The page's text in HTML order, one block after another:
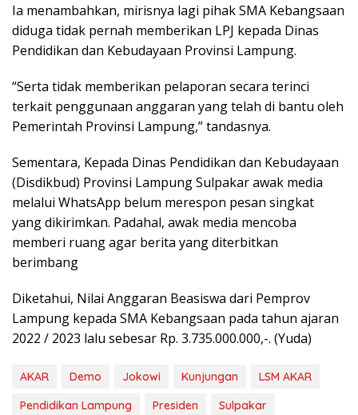
Ia menambahkan, mirisnya lagi pihak SMA Kebangsaan
diduga tidak pernah memberikan LPJ kepada Dinas
Pendidikan dan Kebudayaan Provinsi Lampung.
“Serta tidak memberikan pelaporan secara terinci
terkait penggunaan anggaran yang telah di bantu oleh
Pemerintah Provinsi Lampung,” tandasnya.
Sementara, Kepada Dinas Pendidikan dan Kebudayaan
(Disdikbud) Provinsi Lampung Sulpakar awak media
melalui WhatsApp belum merespon pesan singkat
yang dikirimkan. Padahal, awak media mencoba
memberi ruang agar berita yang diterbitkan
berimbang
Diketahui, Nilai Anggaran Beasiswa dari Pemprov
Lampung kepada SMA Kebangsaan pada tahun ajaran
2022 / 2023 lalu sebesar Rp. 3.735.000.000,-. (Yuda)
AKAR Demo Jokowi Kunjungan
LSM AKAR
Pendidikan Lampung
Presiden Sulpakar